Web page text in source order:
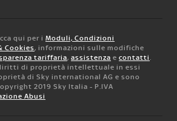
qui per i Moduli, Condizioni
Cookies, informazioni sulle modifiche
tariffaria, assistenza e contatti.
di proprietà intellettuale in essi
di Sky international AG e sono
2019 Sky Italia - P.IVA
Abusi